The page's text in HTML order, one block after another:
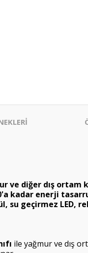
ve diğer dış ortam
kadar enerji
su geçirmez LED,
ile yağmur ve dış